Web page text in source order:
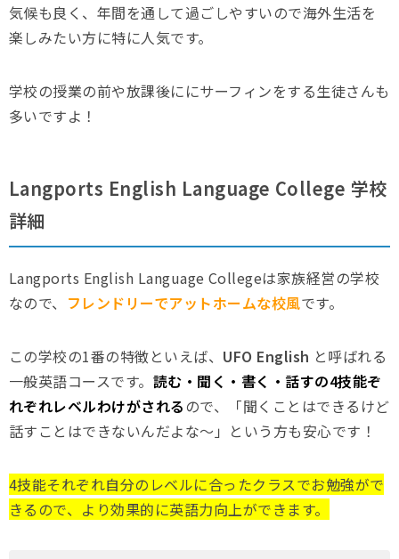
気候も良く、年間を通して過ごしやすいので海外生活を
楽しみたい方に特に人気です。
学校の授業の前や放課後ににサーフィンをする生徒さんも
多いですよ！
Langports English Language College 学校
詳細
Langports English Language Collegeは家族経営の学校
なので、 フレンドリーでアットホームな校風です。
この学校の1番の特徴といえば、 UFO English と呼ばれる
一般英語コースです。 読む・聞く・書く・話すの4技能ぞ
れぞれレベルわけがされる ので、「聞くことはできるけど
話すことはできないんだよな～」という方も安心です！
4技能それぞれ自分のレベルに合ったクラスでお勉強がで
きるので、より効果的に英語力向上ができます。